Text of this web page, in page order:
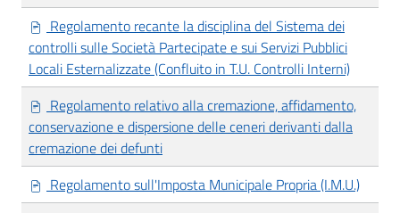
Regolamento recante la disciplina del Sistema dei
controlli sulle Società Partecipate e sui Servizi Pubblici
Locali Esternalizzate (Confluito in T.U. Controlli Interni)
Regolamento relativo alla cremazione, affidamento,
conservazione e dispersione delle ceneri derivanti dalla
cremazione dei defunti
Regolamento sull'Imposta Municipale Propria (I.M.U.)